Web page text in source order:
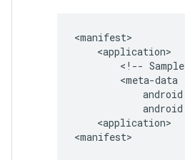
<!-- Sample
<application>